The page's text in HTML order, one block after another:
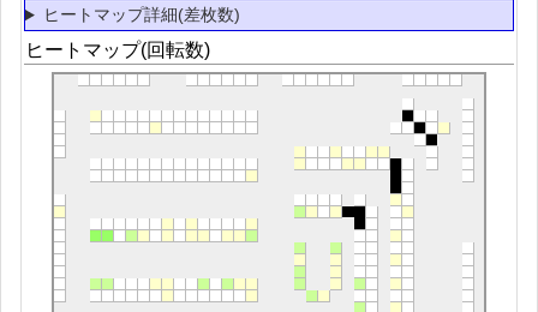
ヒートマップ詳細(差枚数)
ヒートマップ(回転数)